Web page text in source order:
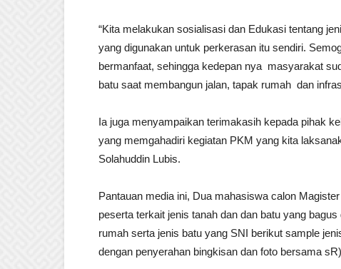
“Kita melakukan sosialisasi dan Edukasi tentang
yang digunakan untuk perkerasan itu sendiri.
bermanfaat, sehingga kedepan nya masyarakat
batu saat membangun jalan, tapak rumah dan
Ia juga menyampaikan terimakasih kepada pihak
yang memgahadiri kegiatan PKM yang kita
Solahuddin Lubis.
Pantauan media ini, Dua mahasiswa calon
peserta terkait jenis tanah dan dan batu yang
rumah serta jenis batu yang SNI berikut sample
dengan penyerahan bingkisan dan foto bersama